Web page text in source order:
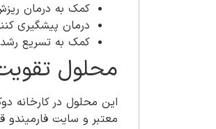
کمک به درمان
درمان پیشگیری
کمک به تسریع
محلول
این محلول در کارخانه
معتبر و سایت فارمیندو